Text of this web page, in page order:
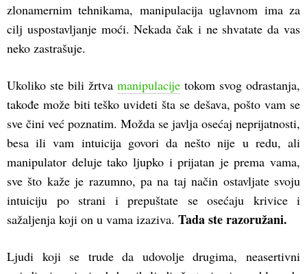
zlonamernim tehnikama, manipulacija uglavnom ima za
cilj uspostavljanje moći. Nekada čak i ne shvatate da vas
neko zastrašuje.
Ukoliko ste bili žrtva manipulacije tokom svog odrastanja,
takođe može biti teško uvideti šta se dešava, pošto vam se
sve čini već poznatim. Možda se javlja osećaj neprijatnosti,
besa ili vam intuicija govori da nešto nije u redu, ali
manipulator deluje tako ljupko i prijatan je prema vama,
sve što kaže je razumno, pa na taj način ostavljate svoju
intuiciju po strani i prepuštate se osećaju krivice i
sažaljenja koji on u vama izaziva. Tada ste razoružani.
Ljudi koji se trude da udovolje drugima, neasertivni